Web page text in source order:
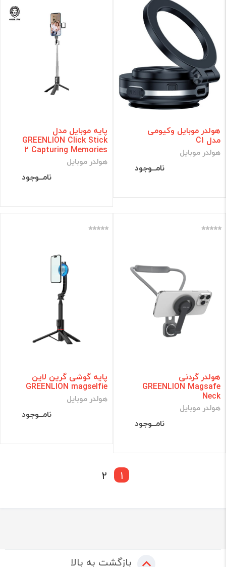
هولدر موبایل وکیومی
مدل C1
هولدر موبایل
نامــوجود
پایه موبایل مدل
GREENLION Click Stick
2 Capturing Memories
هولدر موبایل
نامــوجود
هولدر گردنی
GREENLION Magsafe
Neck
هولدر موبایل
نامــوجود
پایه گوشی گرین لاین
GREENLION magselfie
هولدر موبایل
نامــوجود
1
2
بازگشت به بالا